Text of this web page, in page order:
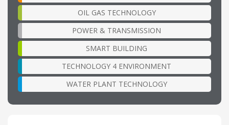
OIL GAS TECHNOLOGY
POWER & TRANSMISSION
SMART BUILDING
TECHNOLOGY 4 ENVIRONMENT
WATER PLANT TECHNOLOGY